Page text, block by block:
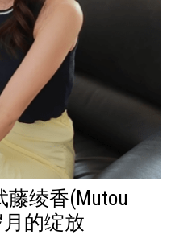
藤绫香(Mutou
的绽放